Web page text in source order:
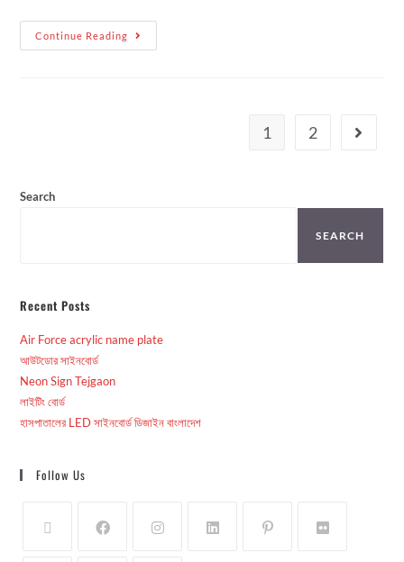
Continue Reading
1 2
Search
SEARCH
Recent Posts
Air Force acrylic name plate
আউটডোর সাইনবোর্ড
Neon Sign Tejgaon
লাইটিং বোর্ড
হাসপাতালের LED সাইনবোর্ড ডিজাইন বাংলাদেশ
Follow Us